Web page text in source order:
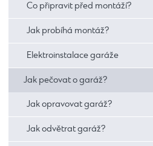
Co připravit před montáží?
Jak probíhá montáž?
Elektroinstalace garáže
Jak pečovat o garáž?
Jak opravovat garáž?
Jak odvětrat garáž?